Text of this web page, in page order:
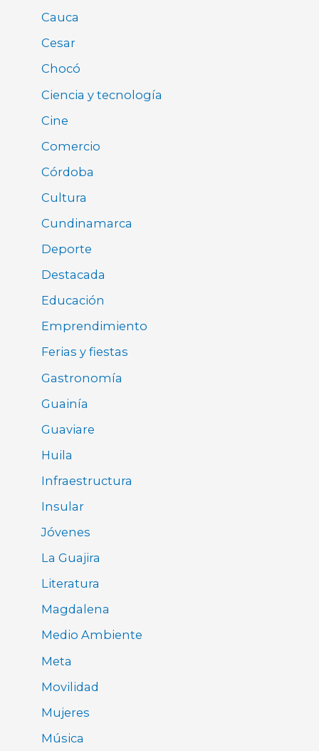
Cauca
Cesar
Chocó
Ciencia y tecnología
Cine
Comercio
Córdoba
Cultura
Cundinamarca
Deporte
Destacada
Educación
Emprendimiento
Ferias y fiestas
Gastronomía
Guainía
Guaviare
Huila
Infraestructura
Insular
Jóvenes
La Guajira
Literatura
Magdalena
Medio Ambiente
Meta
Movilidad
Mujeres
Música